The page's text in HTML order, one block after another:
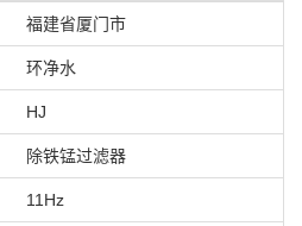
福建省厦门市
环净水
HJ
除铁锰过滤器
11Hz